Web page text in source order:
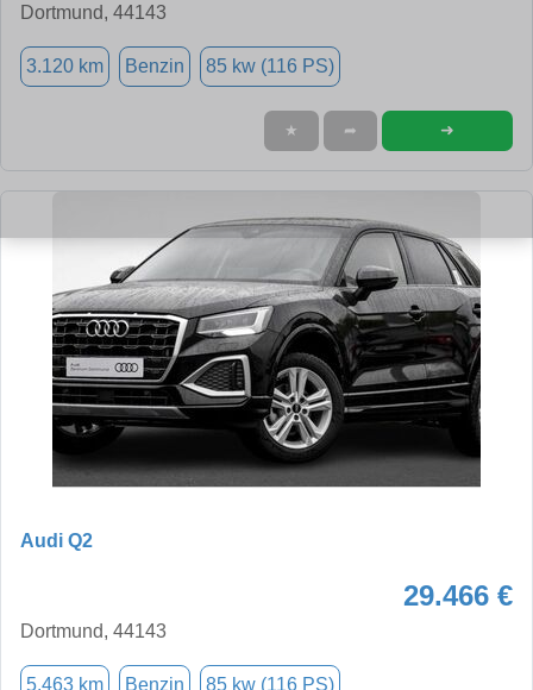
Dortmund, 44143
3.120 km Benzin 85 kw (116 PS)
★ ➦ ➜
Audi Q2
29.466 €
Dortmund, 44143
5.463 km Benzin 85 kw (116 PS)